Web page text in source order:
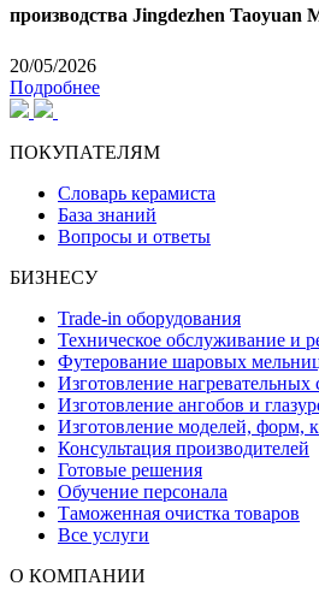
производства Jingdezhen Taoyuan
20/05/2026
Подробнее
ПОКУПАТЕЛЯМ
Словарь керамиста
База знаний
Вопросы и ответы
БИЗНЕСУ
Trade-in оборудования
Техническое обслуживание и
Футерование шаровых
Изготовление нагревательных
Изготовление ангобов и
Изготовление моделей, форм,
Консультация производителей
Готовые решения
Обучение персонала
Таможенная очистка товаров
Все услуги
О КОМПАНИИ